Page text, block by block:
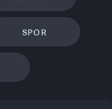
SPOR